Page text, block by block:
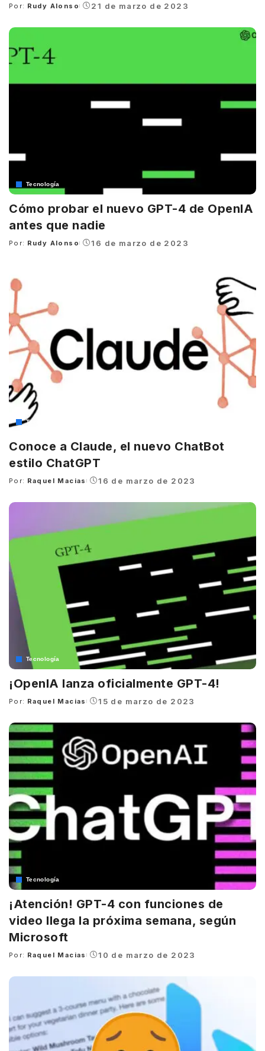
Posted
Por: Rudy Alonso 21 de marzo de 2023
Tecnología
Cómo probar el nuevo GPT-4 de OpenIA
antes que nadie
Posted
Por: Rudy Alonso 16 de marzo de 2023
Tecnología
Conoce a Claude, el nuevo ChatBot
estilo ChatGPT
Posted
Por: Raquel Macias 16 de marzo de 2023
Tecnología
¡OpenIA lanza oficialmente GPT-4!
Posted
Por: Raquel Macias 15 de marzo de 2023
Tecnología
¡Atención! GPT-4 con funciones de
video llega la próxima semana, según
Microsoft
Posted
Por: Raquel Macias 10 de marzo de 2023